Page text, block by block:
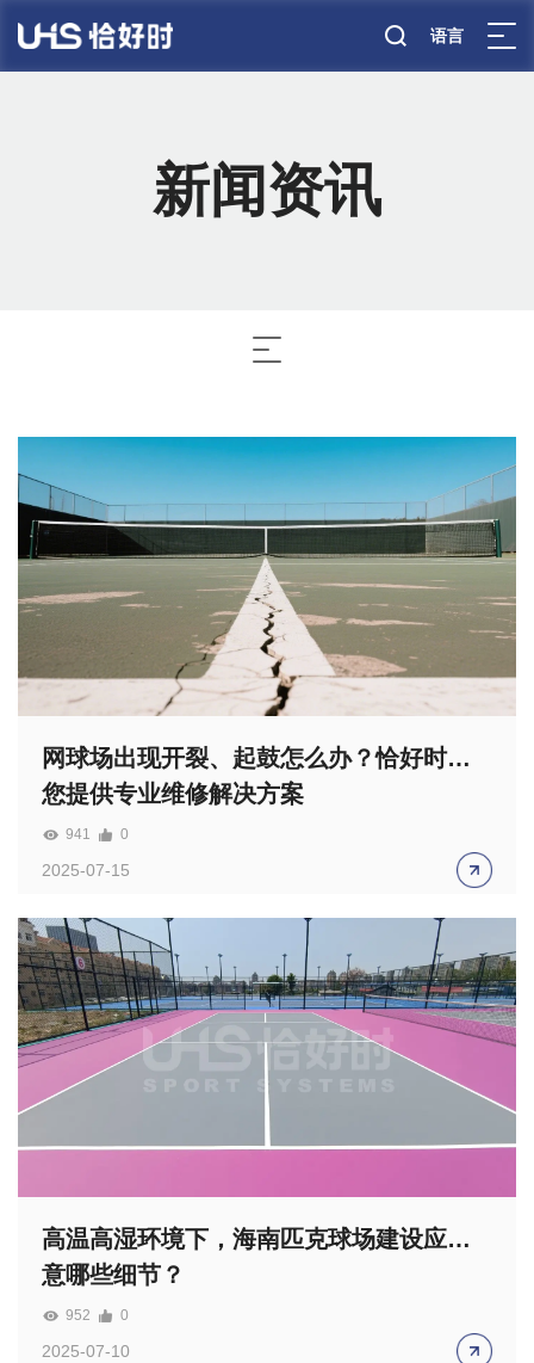
语言
新闻资讯
网球场出现开裂、起鼓怎么办？恰好时为
您提供专业维修解决方案
941 0
2025-07-15
高温高湿环境下，海南匹克球场建设应注
意哪些细节？
952 0
2025-07-10